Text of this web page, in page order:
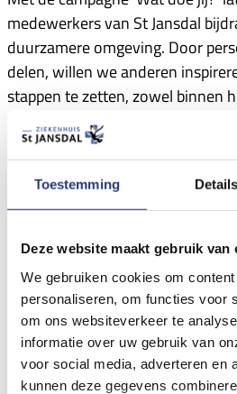
Toestemming Details
Deze website maakt gebruik van
We gebruiken cookies om
personaliseren, om functies voor
om ons websiteverkeer te
informatie over uw gebruik van
voor social media, adverteren en
kunnen deze gegevens
medewerkers van St Jansdal
duurzamere omgeving. Door
delen, willen we anderen
stappen te zetten, zowel binnen
daarbuiten. Aan het woord is
der Zijpp, operatie assistente op